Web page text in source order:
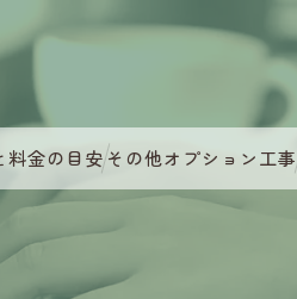
料金の目安その他オプション工事